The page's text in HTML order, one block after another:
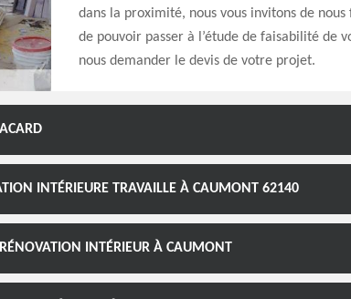
dans la proximité, nous vous invitons de
de pouvoir passer à l’étude de faisabilité de
nous demander le devis de votre projet.
INTÉRIEURE TRAVAILLE À CAUMONT 62140
INTÉRIEUR À CAUMONT